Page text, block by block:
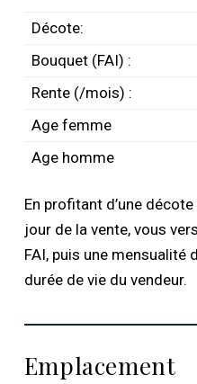
Décote:
Bouquet (FAI) :
Rente (/mois) :
Age femme
Age homme
En profitant d’une
jour de la vente, vous
FAI, puis une mensualité
durée de vie du vendeur.
Emplacement